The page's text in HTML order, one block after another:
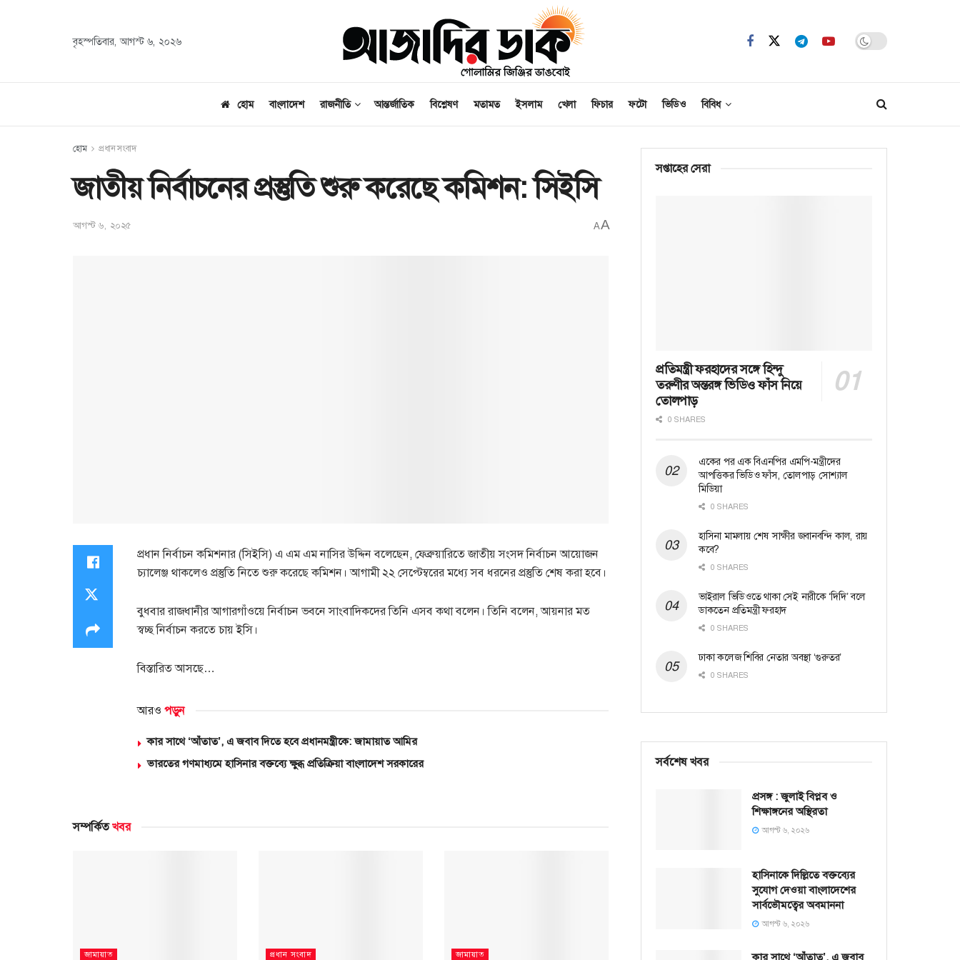
বৃহস্পতিবার, আগস্ট ৬, ২০২৬
হোম বাংলাদেশ রাজনীতি আন্তর্জাতিক বিশ্লেষণ মতামত ইসলাম খেলা ফিচার ফটো ভিডিও বিবিধ
হোম প্রধান সংবাদ
জাতীয় নির্বাচনের প্রস্তুতি শুরু করেছে কমিশন: সিইসি
আগস্ট ৬, ২০২৫ AA
প্রধান নির্বাচন কমিশনার (সিইসি) এ এম এম নাসির উদ্দিন বলেছেন, ফেব্রুয়ারিতে জাতীয় সংসদ নির্বাচন আয়োজন
চ্যালেঞ্জ থাকলেও প্রস্তুতি নিতে শুরু করেছে কমিশন। আগামী ২২ সেপ্টেম্বরের মধ্যে সব ধরনের প্রস্তুতি শেষ করা হবে।
বুধবার রাজধানীর আগারগাঁওয়ে নির্বাচন ভবনে সাংবাদিকদের তিনি এসব কথা বলেন। তিনি বলেন, আয়নার মত
স্বচ্ছ নির্বাচন করতে চায় ইসি।
বিস্তারিত আসছে…
আরও পড়ুন
কার সাথে ‘আঁতাত’, এ জবাব দিতে হবে প্রধানমন্ত্রীকে: জামায়াত আমির
ভারতের গণমাধ্যমে হাসিনার বক্তব্যে ক্ষুব্ধ প্রতিক্রিয়া বাংলাদেশ সরকারের
সম্পর্কিতখবর
জামায়াত প্রধান সংবাদ জামায়াত
সপ্তাহের সেরা
প্রতিমন্ত্রী ফরহাদের সঙ্গে হিন্দু
তরুণীর অন্তরঙ্গ ভিডিও ফাঁস নিয়ে
তোলপাড়
0 SHARES
একের পর এক বিএনপির এমপি-মন্ত্রীদের
আপত্তিকর ভিডিও ফাঁস, তোলপাড় সোশ্যাল
মিডিয়া
0 SHARES
হাসিনা মামলায় শেষ সাক্ষীর জবানবন্দি কাল, রায়
কবে?
0 SHARES
ভাইরাল ভিডিওতে থাকা সেই নারীকে ‘দিদি’ বলে
ডাকতেন প্রতিমন্ত্রী ফরহাদ
0 SHARES
ঢাকা কলেজ শিবির নেতার অবস্থা ‘গুরুতর’
0 SHARES
সর্বশেষ খবর
প্রসঙ্গ : জুলাই বিপ্লব ও
শিক্ষাঙ্গনের অস্থিরতা
আগস্ট ৬, ২০২৬
হাসিনাকে দিল্লিতে বক্তব্যের
সুযোগ দেওয়া বাংলাদেশের
সার্বভৌমত্বের অবমাননা
আগস্ট ৬, ২০২৬